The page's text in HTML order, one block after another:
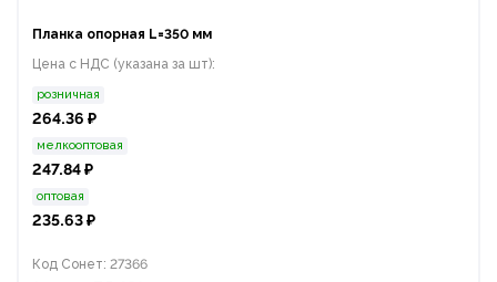
Планка опорная L=350 мм
Цена с НДС (указана за шт):
розничная
264.36 ₽
мелкооптовая
247.84 ₽
оптовая
235.63 ₽
Код Сонет: 27366